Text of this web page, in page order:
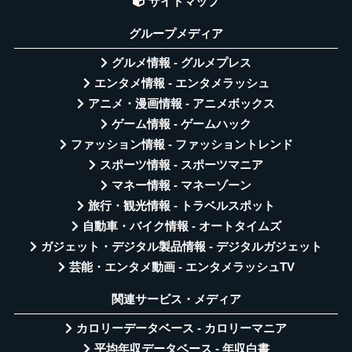
グループメディア
グルメ情報 - グルメプレス
エンタメ情報 - エンタメラッシュ
アニメ・漫画情報 - アニメボックス
ゲーム情報 - ゲームハック
ファッション情報 - ファッショントレンド
スポーツ情報 - スポーツマニア
マネー情報 - マネーゾーン
旅行・観光情報 - トラベルスポット
自動車・バイク情報 - オートタイムズ
ガジェット・デジタル製品情報 - デジタルガジェット
芸能・エンタメ動画 - エンタメラッシュTV
関連サービス・メディア
カロリーデータベース - カロリーマニア
平均年収データベース - 年収白書